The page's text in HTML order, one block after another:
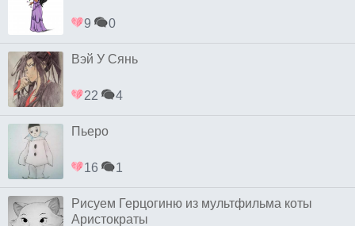
9 0
Вэй У Сянь
22 4
Пьеро
16 1
Рисуем Герцогиню из мультфильма коты
Аристократы